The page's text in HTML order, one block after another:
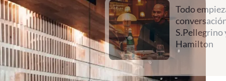
Todo empieza con una
conversación con
S.Pellegrino y Lewis
Hamilton